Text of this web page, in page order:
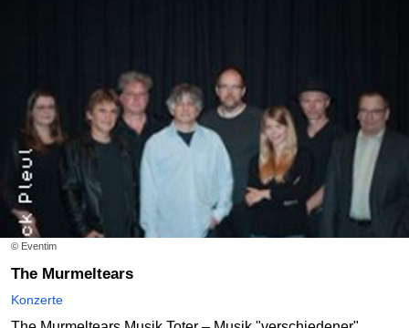
© Eventim
The Murmeltears
Konzerte